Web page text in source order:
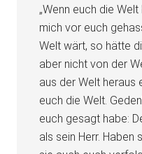
„Wenn euch die
mich vor euch
Welt wärt, so hätte
aber nicht von der
aus der Welt heraus
euch die Welt.
euch gesagt habe:
als sein Herr.